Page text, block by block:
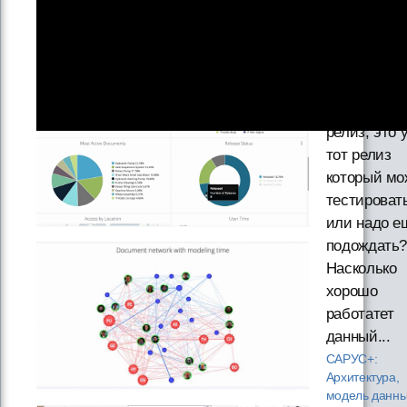
релиз, это
тот релиз
который
или надо
подождать?
Насколько
хорошо
работатет
данный...
САРУС+:
Архитектура,
модель